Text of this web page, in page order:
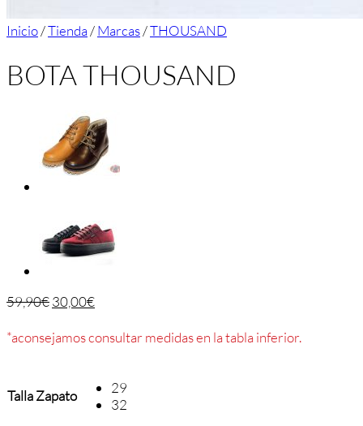
Inicio/Tienda/Marcas/THOUSAND
BOTA THOUSAND
59,90€30,00€
*aconsejamos consultar medidas en la tabla inferior.
Talla Zapato
29
32